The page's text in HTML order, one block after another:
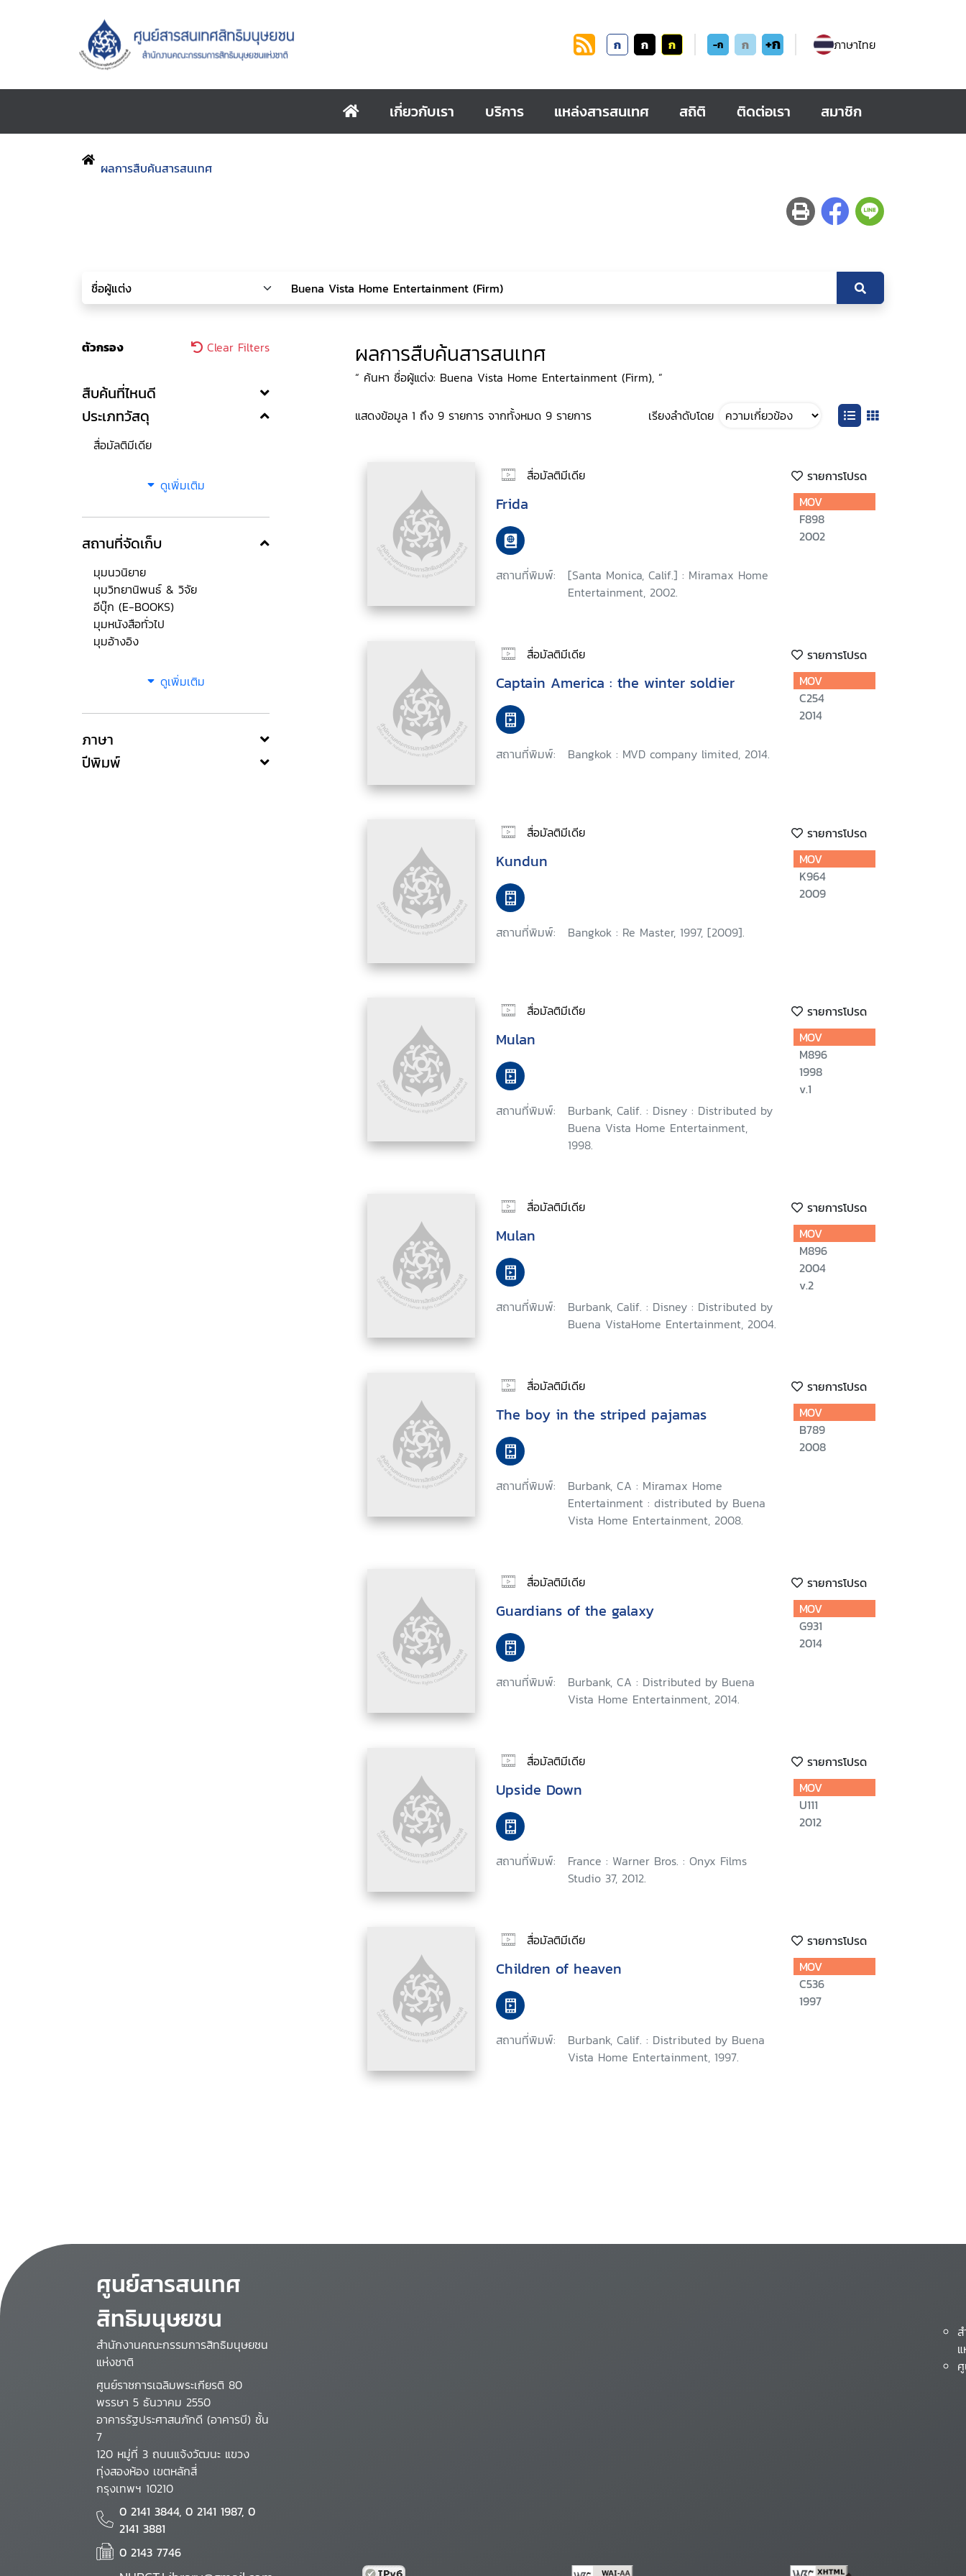
ก ก ก -ก ก +ก ภาษาไทย
เกี่ยวกับเรา บริการ แหล่งสารสนเทศ สถิติ ติดต่อเรา สมาชิก
ผลการสืบค้นสารสนเทศ
ตัวกรอง Clear Filters
สืบค้นที่ไหนดี
ประเภทวัสดุ
สื่อมัลติมีเดีย
ดูเพิ่มเติม
สถานที่จัดเก็บ
มุมนวนิยาย
มุมวิทยานิพนธ์ & วิจัย
อีบุ๊ก (E-BOOKS)
มุมหนังสือทั่วไป
มุมอ้างอิง
ดูเพิ่มเติม
ภาษา
ปีพิมพ์
ผลการสืบค้นสารสนเทศ
“ ค้นหา ชื่อผู้แต่ง: Buena Vista Home Entertainment (Firm), ”
แสดงข้อมูล 1 ถึง 9 รายการ จากทั้งหมด 9 รายการ เรียงลำดับโดย
สื่อมัลติมีเดีย รายการโปรด
Frida
สถานที่พิมพ์:
[Santa Monica, Calif.] : Miramax Home
Entertainment, 2002.
MOV
F898
2002
สื่อมัลติมีเดีย รายการโปรด
Captain America : the winter soldier
สถานที่พิมพ์: Bangkok : MVD company limited, 2014.
MOV
C254
2014
สื่อมัลติมีเดีย รายการโปรด
Kundun
สถานที่พิมพ์: Bangkok : Re Master, 1997, [2009].
MOV
K964
2009
สื่อมัลติมีเดีย รายการโปรด
Mulan
สถานที่พิมพ์:
Burbank, Calif. : Disney : Distributed by
Buena Vista Home Entertainment,
1998.
MOV
M896
1998
v.1
สื่อมัลติมีเดีย รายการโปรด
Mulan
สถานที่พิมพ์:
Burbank, Calif. : Disney : Distributed by
Buena VistaHome Entertainment, 2004.
MOV
M896
2004
v.2
สื่อมัลติมีเดีย รายการโปรด
The boy in the striped pajamas
สถานที่พิมพ์:
Burbank, CA : Miramax Home
Entertainment : distributed by Buena
Vista Home Entertainment, 2008.
MOV
B789
2008
สื่อมัลติมีเดีย รายการโปรด
Guardians of the galaxy
สถานที่พิมพ์:
Burbank, CA : Distributed by Buena
Vista Home Entertainment, 2014.
MOV
G931
2014
สื่อมัลติมีเดีย รายการโปรด
Upside Down
สถานที่พิมพ์:
France : Warner Bros. : Onyx Films
Studio 37, 2012.
MOV
U111
2012
สื่อมัลติมีเดีย รายการโปรด
Children of heaven
สถานที่พิมพ์:
Burbank, Calif. : Distributed by Buena
Vista Home Entertainment, 1997.
MOV
C536
1997
ศูนย์สารสนเทศ
สิทธิมนุษยชน
สำนักงานคณะกรรมการสิทธิมนุษยชน
แห่งชาติ
ศูนย์ราชการเฉลิมพระเกียรติ 80
พรรษา 5 ธันวาคม 2550
อาคารรัฐประศาสนภักดี (อาคารบี) ชั้น
7
120 หมู่ที่ 3 ถนนแจ้งวัฒนะ แขวง
ทุ่งสองห้อง เขตหลักสี่
กรุงเทพฯ 10210
0 2141 3844, 0 2141 1987, 0
2141 3881
0 2143 7746